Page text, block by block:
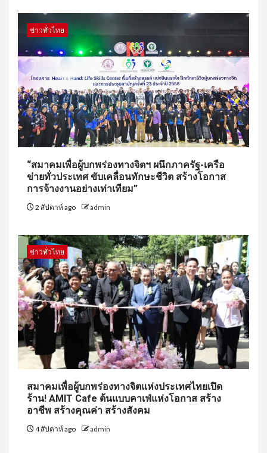
ข่าวทั่วไทย
“สมาคมเพื่อผู้บกพร่องทางจิตฯ ผนึกภาครัฐ-เครือ
ข่ายทั่วประเทศ ขับเคลื่อนทักษะชีวิต สร้างโอกาส
การจ้างงานอย่างเท่าเทียม”
2 สัปดาห์ ago admin
ข่าวทั่วไทย
สมาคมเพื่อผู้บกพร่องทางจิตแห่งประเทศไทยเปิด
ร้าน! AMIT Cafe ต้นแบบคาเฟ่แห่งโอกาส สร้าง
อาชีพ สร้างคุณค่า สร้างสังคม
4 สัปดาห์ ago admin